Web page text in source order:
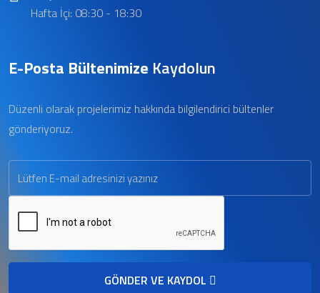
Hafta İçi: 08:30 - 18:30
E-Posta Bültenimize Kaydolun
Düzenli olarak projelerimiz hakkında bilgilendirici bültenler
gönderiyoruz.
GÖNDER VE KAYDOL